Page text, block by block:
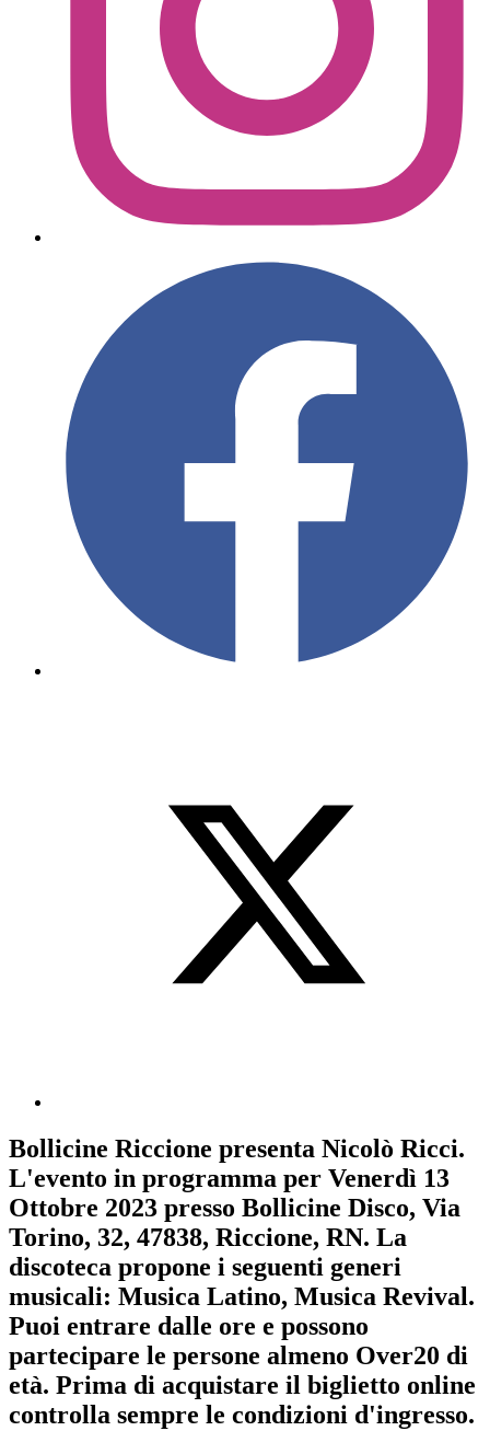
Bollicine Riccione presenta Nicolò Ricci.
L'evento in programma per Venerdì 13
Ottobre 2023 presso Bollicine Disco, Via
Torino, 32, 47838, Riccione, RN. La
discoteca propone i seguenti generi
musicali: Musica Latino, Musica Revival.
Puoi entrare dalle ore e possono
partecipare le persone almeno Over20 di
età. Prima di acquistare il biglietto online
controlla sempre le condizioni d'ingresso.